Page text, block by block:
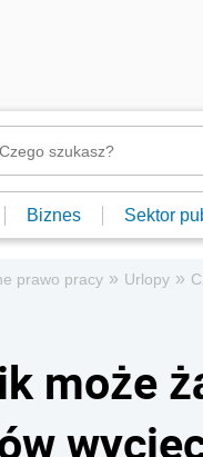
Biznes Sektor
prawo pracy » Urlopy »
może